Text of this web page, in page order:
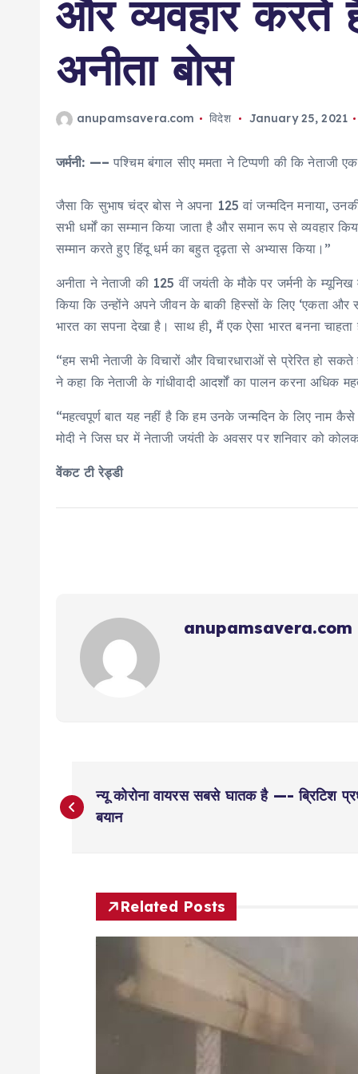
और व्यवहार करते
अनीता बोस
anupamsavera.com विदेश January 25, 2021
जर्मनी: —– पश्चिम बंगाल सीए ममता ने टिप्पणी की कि नेताजी
जैसा कि सुभाष चंद्र बोस ने अपना 125 वां जन्मदिन मनाया,
सभी धर्मों का सम्मान किया जाता है और समान रूप से व्यवहार
सम्मान करते हुए हिंदू धर्म का बहुत दृढ़ता से अभ्यास किया।”
अनीता ने नेताजी की 125 वीं जयंती के मौके पर जर्मनी के म्यूनिख
किया कि उन्होंने अपने जीवन के बाकी हिस्सों के लिए ‘एकता
भारत का सपना देखा है। साथ ही, मैं एक ऐसा भारत बनना
“हम सभी नेताजी के विचारों और विचारधाराओं से प्रेरित हो
ने कहा कि नेताजी के गांधीवादी आदर्शों का पालन करना
“महत्वपूर्ण बात यह नहीं है कि हम उनके जन्मदिन के लिए नाम
मोदी ने जिस घर में नेताजी जयंती के अवसर पर शनिवार को
वेंकट टी रेड्डी
anupamsavera.com
P
o
न्यू कोरोना वायरस सबसे घातक है —- ब्रिटिश
बयान
Related Posts